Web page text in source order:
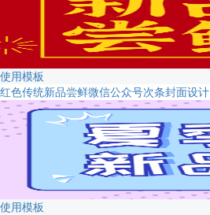
使用模板
红色传统新品尝鲜微信公众号次条封面设计
使用模板